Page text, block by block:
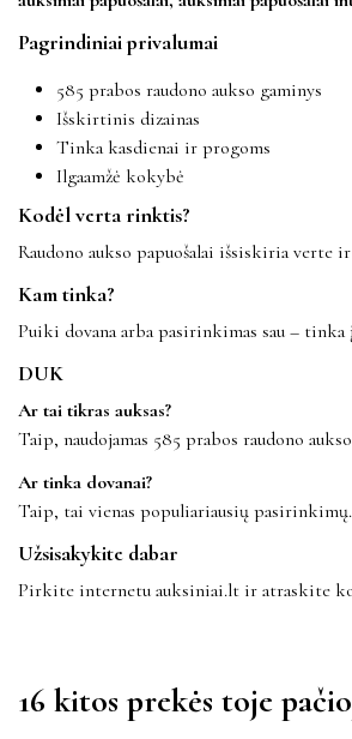
Pagrindiniai privalumai
585 prabos raudono aukso gaminys
Išskirtinis dizainas
Tinka kasdienai ir progoms
Ilgaamžė kokybė
Kodėl verta rinktis?
Raudono aukso papuošalai išsiskiria
Kam tinka?
Puiki dovana arba pasirinkimas sau –
DUK
Ar tai tikras auksas?
Taip, naudojamas 585 prabos raudono
Ar tinka dovanai?
Taip, tai vienas populiariausių pasirinkimų.
Užsisakykite dabar
Pirkite internetu auksiniai.lt ir atraskite
16 kitos prekės toje